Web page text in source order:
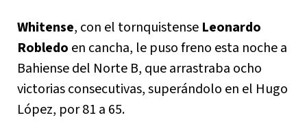
Whitense, con el tornquistense Leonardo
Robledo en cancha, le puso freno esta noche a
Bahiense del Norte B, que arrastraba ocho
victorias consecutivas, superándolo en el Hugo
López, por 81 a 65.